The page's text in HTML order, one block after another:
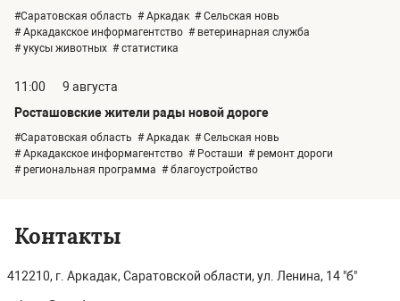
#Саратовская область # Аркадак # Сельская новь
# Аркадакское информагентство # ветеринарная служба
# укусы животных # статистика
11:00
9 августа
Росташовские жители рады новой дороге
#Саратовская область # Аркадак # Сельская новь
# Аркадакское информагентство # Росташи # ремонт дороги
# региональная программа # благоустройство
Контакты
412210, г. Аркадак, Саратовской области, ул. Ленина, 14 "б"